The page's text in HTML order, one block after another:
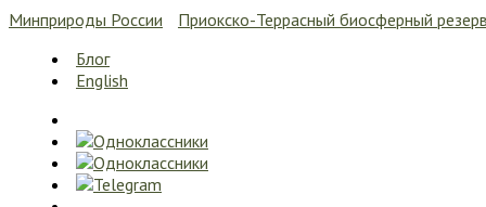
Минприроды России
Приокско-Террасный биосферный
Блог
English